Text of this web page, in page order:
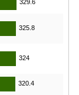
329.6
325.8
324
320.4